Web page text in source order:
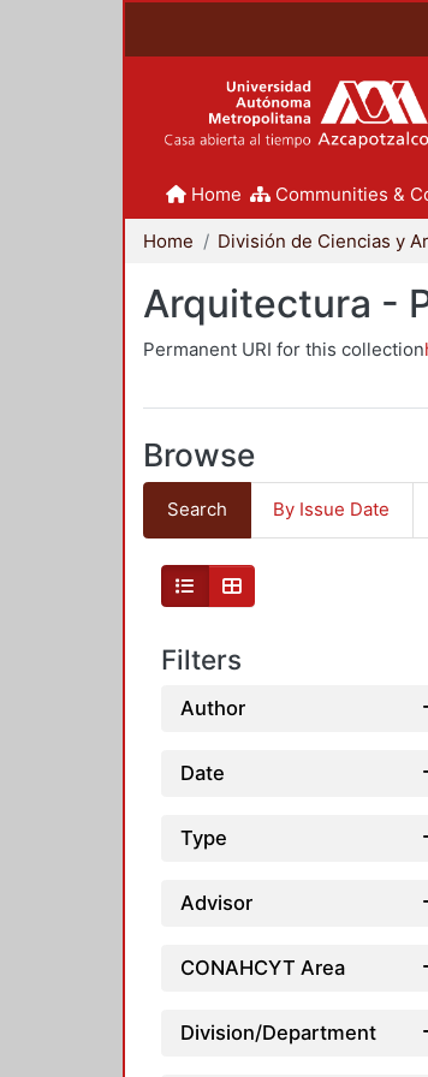
Home Communities &
Home
Arquitectura -
Permanent URI for this collection
Browse
Search By Issue Date
Filters
Author
Date
Type
Advisor
CONAHCYT Area
Division/Department